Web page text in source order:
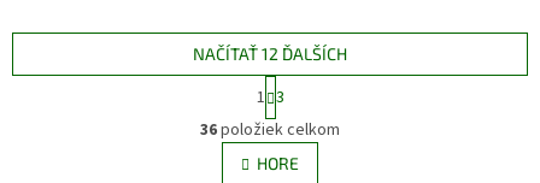
togarashi alebo „ Zmes 7
svojej plnej kráse. Táto...
O
v
l
NAČÍTAŤ 12 ĎALŠÍCH
t
r
á
n
1 3
36položiek celkom
HORE